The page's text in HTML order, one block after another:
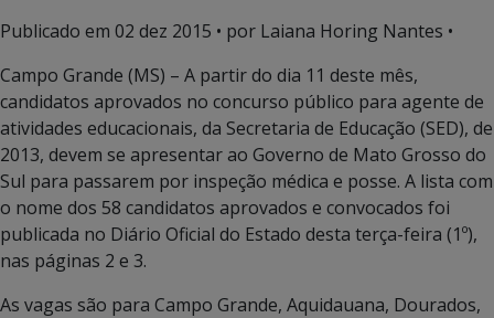
Publicado em 02 dez 2015 • por Laiana Horing Nantes •
Campo Grande (MS) – A partir do dia 11 deste mês,
candidatos aprovados no concurso público para agente de
atividades educacionais, da Secretaria de Educação (SED), de
2013, devem se apresentar ao Governo de Mato Grosso do
Sul para passarem por inspeção médica e posse. A lista com
o nome dos 58 candidatos aprovados e convocados foi
publicada no Diário Oficial do Estado desta terça-feira (1º),
nas páginas 2 e 3.
As vagas são para Campo Grande, Aquidauana, Dourados,